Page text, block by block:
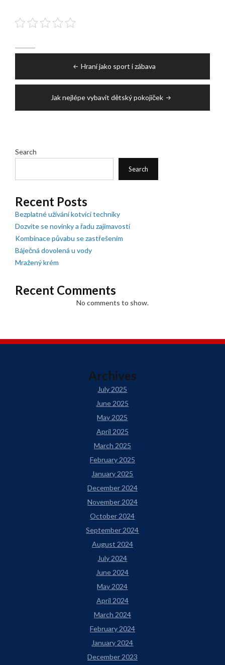
Hraní jako sport i zábava
Jak nejlépe vybavit dětský pokojíček
Search
Search
Recent Posts
Bezplatné užívání kotvící techniky
Dozvíte se novinky a řadu zajímavostí
Kombinace půvabu se zastřešením
Báječná dovolená u vody
Mražený krém
Recent Comments
No comments to show.
Archives
July 2025
June 2025
May 2025
April 2025
March 2025
February 2025
January 2025
December 2024
November 2024
October 2024
September 2024
August 2024
July 2024
June 2024
May 2024
April 2024
March 2024
February 2024
January 2024
December 2023